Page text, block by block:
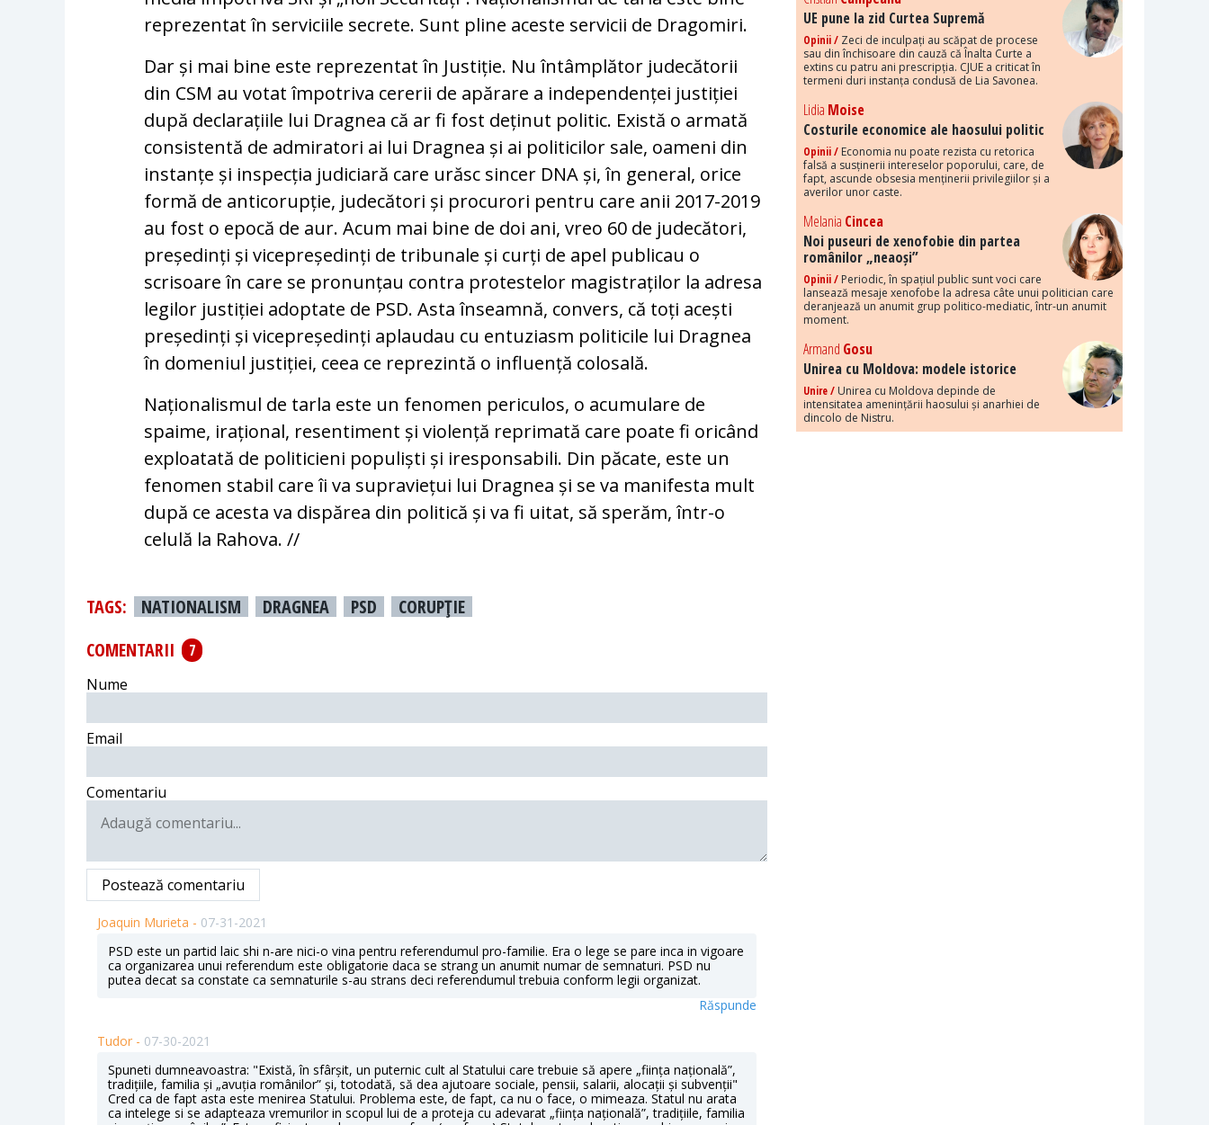
reprezentat în serviciile secrete. Sunt pline aceste servicii de Dragomiri.
Dar și mai bine este reprezentat în Justiție. Nu întâmplător judecătorii
din CSM au votat împotriva cererii de apărare a independenței justiției
după declarațiile lui Dragnea că ar fi fost deținut politic. Există o armată
consistentă de admiratori ai lui Dragnea și ai politicilor sale, oameni din
instanțe și inspecția judiciară care urăsc sincer DNA și, în general, orice
formă de anticorupție, judecători și procurori pentru care anii 2017-2019
au fost o epocă de aur. Acum mai bine de doi ani, vreo 60 de judecători,
președinți și vicepreședinți de tribunale și curți de apel publicau o
scrisoare în care se pronunțau contra protestelor magistraților la adresa
legilor justiției adoptate de PSD. Asta înseamnă, convers, că toți acești
președinți și vicepreședinți aplaudau cu entuziasm politicile lui Dragnea
în domeniul justiției, ceea ce reprezintă o influență colosală.
Naționalismul de tarla este un fenomen periculos, o acumulare de
spaime, irațional, resentiment și violență reprimată care poate fi oricând
exploatată de politicieni populiști și iresponsabili. Din păcate, este un
fenomen stabil care îi va supraviețui lui Dragnea și se va manifesta mult
după ce acesta va dispărea din politică și va fi uitat, să sperăm, într-o
celulă la Rahova. //
TAGS: NATIONALISM DRAGNEA PSD
CORUPŢIE
COMENTARII
7
Nume
Email
Comentariu
Postează comentariu
Joaquin Murieta - 07-31-2021
PSD este un partid laic shi n-are nici-o vina pentru referendumul pro-familie. Era o lege se pare inca in vigoare
ca organizarea unui referendum este obligatorie daca se strang un anumit numar de semnaturi. PSD nu
putea decat sa constate ca semnaturile s-au strans deci referendumul trebuia conform legii organizat.
Răspunde
Tudor - 07-30-2021
Spuneti dumneavoastra: "Există, în sfârșit, un puternic cult al Statului care trebuie să apere „ființa națională”,
tradițiile, familia și „avuția românilor” și, totodată, să dea ajutoare sociale, pensii, salarii, alocații și subvenții"
Cred ca de fapt asta este menirea Statului. Problema este, de fapt, ca nu o face, o mimeaza. Statul nu arata
ca intelege si se adapteaza vremurilor in scopul lui de a proteja cu adevarat „ființa națională”, tradițiile, familia
UE pune la zid Curtea Supremă
Opinii / Zeci de inculpați au scăpat de procese
sau din închisoare din cauză că Înalta Curte a
extins cu patru ani prescripția. CJUE a criticat în
termeni duri instanța condusă de Lia Savonea.
Lidia Moise
Costurile economice ale haosului politic
Opinii / Economia nu poate rezista cu retorica
falsă a susținerii intereselor poporului, care, de
fapt, ascunde obsesia menținerii privilegiilor și a
averilor unor caste.
Melania Cincea
Noi puseuri de xenofobie din partea
românilor „neaoși”
Opinii / Periodic, în spațiul public sunt voci care
lansează mesaje xenofobe la adresa câte unui politician care
deranjează un anumit grup politico-mediatic, într-un anumit
moment.
Armand Gosu
Unirea cu Moldova: modele istorice
Unire / Unirea cu Moldova depinde de
intensitatea amenințării haosului și anarhiei de
dincolo de Nistru.